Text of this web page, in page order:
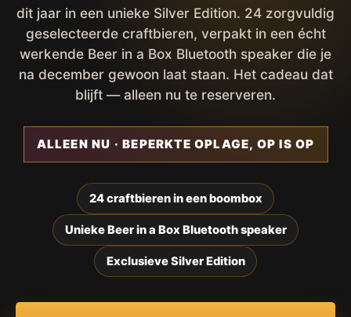
dit jaar in een unieke Silver Edition. 24 zorgvuldig
geselecteerde craftbieren, verpakt in een écht
werkende Beer in a Box Bluetooth speaker die je
na december gewoon laat staan. Het cadeau dat
blijft — alleen nu te reserveren.
ALLEEN NU · BEPERKTE OPLAGE, OP IS OP
24 craftbieren in een boombox
Unieke Beer in a Box Bluetooth speaker
Exclusieve Silver Edition